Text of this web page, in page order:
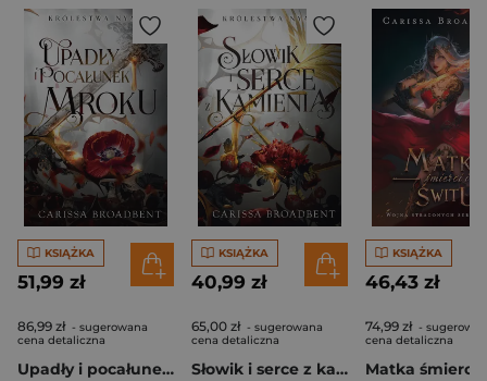
KSIĄŻKA
51,99 zł
86,99 zł - sugerowana
cena detaliczna
Upadły i pocałunek mroku
KSIĄŻKA
40,99 zł
65,00 zł - sugerowana
cena detaliczna
Słowik i serce z kamienia
KSIĄŻKA
46,43 zł
74,99 zł -
cena detaliczna